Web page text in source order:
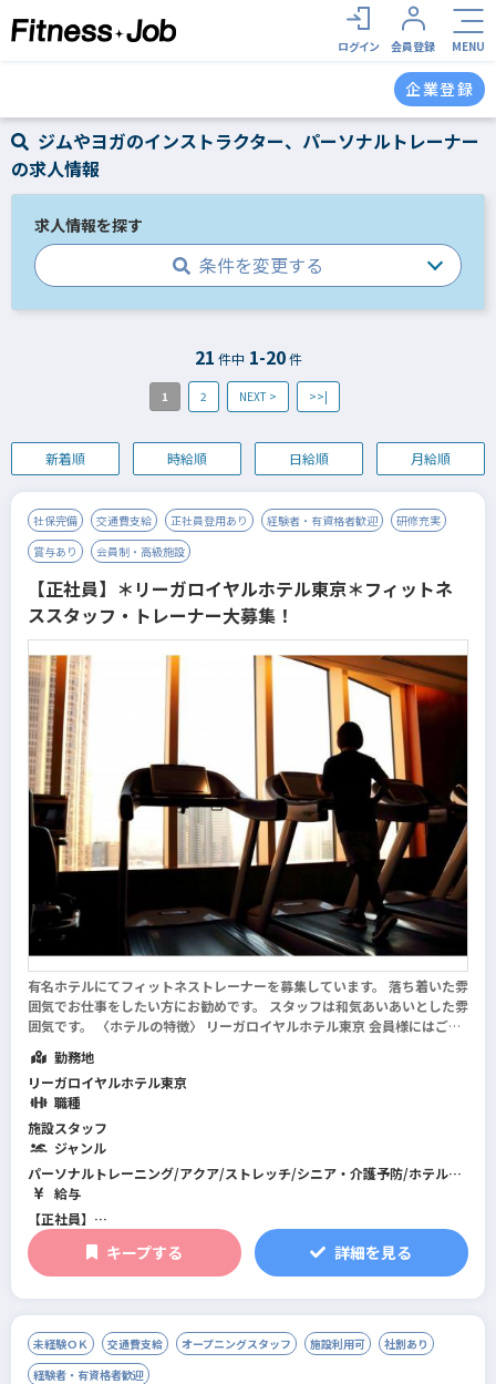
ログイン 会員登録 MENU
企業登録
ジムやヨガのインストラクター、パーソナルトレーナー
の求人情報
求人情報を探す
条件を変更する
21 件中 1-20件
1 2 NEXT > >>|
新着順 時給順 日給順 月給順
社保完備 交通費支給 正社員登用あり 経験者・有資格者歓迎
研修充実
賞与あり
会員制・高級施設
【正社員】＊リーガロイヤルホテル東京＊フィットネ
ススタッフ・トレーナー大募集！
有名ホテルにてフィットネストレーナーを募集しています。 落ち着いた雰
囲気でお仕事をしたい方にお勧めです。 スタッフは和気あいあいとした雰
囲気です。 〈ホテルの特徴〉 リーガロイヤルホテル東京 会員様にはご高
いま...続きを読む
勤務地
リーガロイヤルホテル東京
職種
施設スタッフ
ジャンル
パーソナルトレーニング/アクア/ストレッチ/シニア・介護予防/ホテル・
スパ/筋力トレーニング/フィットネス全般/スイミング/総合型フィットネ
スクラブ
給与
【正社員】
月給 23万円～27.9万円
キープする 詳細を見る
未経験ＯＫ 交通費支給 オープニングスタッフ 施設利用可
社割あり
経験者・有資格者歓迎